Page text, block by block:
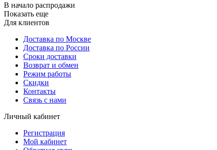
В начало распродажи
Показать еще
Для клиентов
Доставка по Москве
Доставка по России
Сроки доставки
Возврат и обмен
Режим работы
Скидки
Контакты
Связь с нами
Личный кабинет
Регистрация
Мой кабинет